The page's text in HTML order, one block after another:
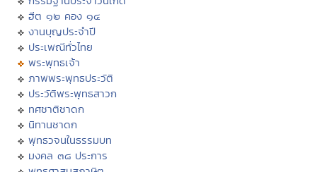
ฮีต ๑๒ คอง ๑๔
งานบุญประจำปี
ประเพณีทั่วไทย
พระพุทธเจ้า
ภาพพระพุทธประวัติ
ประวัติพระพุทธสาวก
ทศชาติชาดก
นิทานชาดก
พุทธวจนในธรรมบท
มงคล ๓๘ ประการ